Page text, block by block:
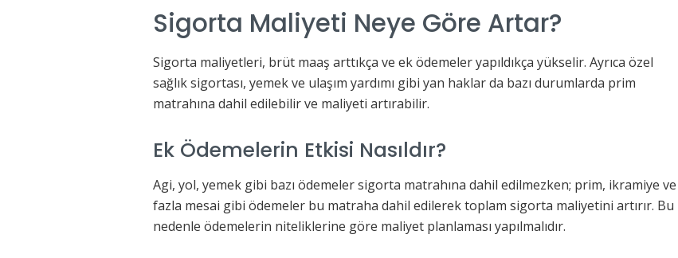
Sigorta Maliyeti Neye Göre Artar?
Sigorta maliyetleri, brüt maaş arttıkça ve ek ödemeler yapıldıkça yükselir. Ayrıca özel
sağlık sigortası, yemek ve ulaşım yardımı gibi yan haklar da bazı durumlarda prim
matrahına dahil edilebilir ve maliyeti artırabilir.
Ek Ödemelerin Etkisi Nasıldır?
Agi, yol, yemek gibi bazı ödemeler sigorta matrahına dahil edilmezken; prim, ikramiye ve
fazla mesai gibi ödemeler bu matraha dahil edilerek toplam sigorta maliyetini artırır. Bu
nedenle ödemelerin niteliklerine göre maliyet planlaması yapılmalıdır.